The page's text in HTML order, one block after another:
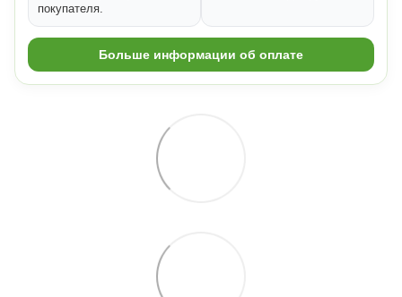
покупателя.
Больше информации об оплате